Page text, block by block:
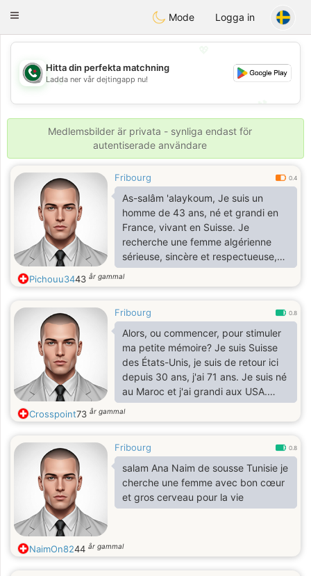
Weshrak
Toggle
Mode Logga in
💖
💕
Hitta din perfekta matchning
Ladda ner vår dejtingapp nu!
Medlemsbilder är privata - synliga endast för
autentiserade användare
Fribourg 0.4
As-salâm 'alaykoum, Je suis un
homme de 43 ans, né et grandi en
France, vivant en Suisse. Je
recherche une femme algérienne
sérieuse, sincère et respectueuse,
avec l'intention de construire un
mariage durable. Je suis un homme
de cœur. Je crois que le bonheur ne
dépend pas uniquement de l'argent,
mais surtout de l'amour, du respect,
de la confiance et du soutien mutuel.
Je souhaite rencontrer une femme
de mon pays avec qui partager les
joies et les épreuve
Pichouu3443 år gammal
Fribourg 0.8
Alors, ou commencer, pour stimuler
ma petite mémoire? Je suis Suisse
des États-Unis, je suis de retour ici
depuis 30 ans, j'ai 71 ans. Je suis né
au Maroc et j'ai grandi aux USA.
J'aime lire, écrire, voyager, cuisiner,
bricoler, et plein de choses. Je suis
que je suis avec "ma" femme (toi?),
C'est à dire, je suis très "toucher",
tenir la main, être contre l'un et
l'autre, partager les discussions,
opinions et les petits moments
Crosspoint73 år gammal
Fribourg 0.8
salam Ana Naim de sousse Tunisie je
cherche une femme avec bon cœur
et gros cerveau pour la vie
NaimOn8244 år gammal